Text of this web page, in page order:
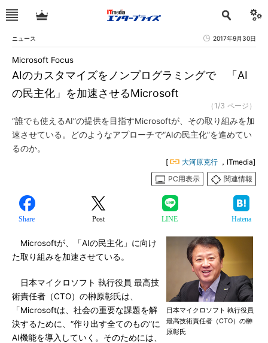
ニュース 2017年9月30日
AIのカスタマイズをノンプログラミングで 「AI
の民主化」を加速させるMicrosoft
Microsoft Focus
（1/3 ページ）
“誰でも使えるAI”の提供を目指すMicrosoftが、その取り組みを加
速させている。どのようなアプローチで“AIの民主化”を進めてい
るのか。
[ 大河原克行 ，ITmedia]
PC用表示
関連情報
Share Post LINE Hatena
日本マイクロソフト 執行役員
最高技術責任者（CTO）の榊
原彰氏
Microsoftが、「AIの民主化」に向け
た取り組みを加速させている。
日本マイクロソフト 執行役員 最高技
術責任者（CTO）の榊原彰氏は、
「Microsoftは、社会の重要な課題を解
決するために、“作り出す全てのもの”に
AI機能を導入していく。そのためには、